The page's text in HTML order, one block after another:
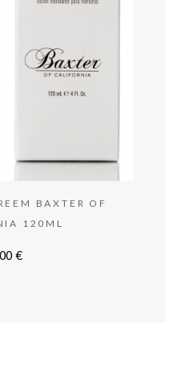
BAXTER OF
120ML
€